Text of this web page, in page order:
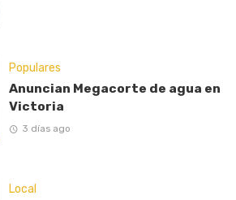
Populares
Anuncian Megacorte de agua en
Victoria
3 días ago
Local